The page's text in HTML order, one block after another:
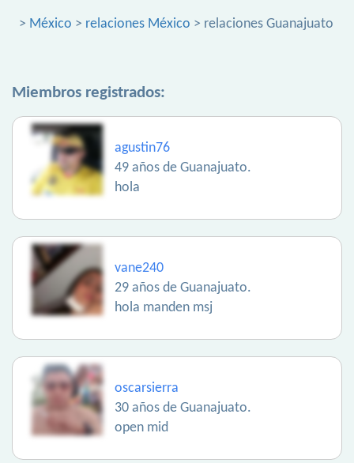
> México > relaciones México > relaciones Guanajuato
Miembros registrados:
agustin76
49 años de Guanajuato.
hola
vane240
29 años de Guanajuato.
hola manden msj
oscarsierra
30 años de Guanajuato.
open mid